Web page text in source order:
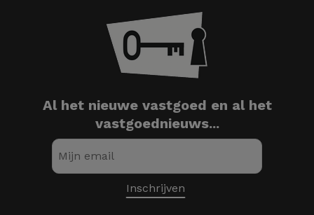
Al het nieuwe vastgoed en al het
vastgoednieuws...